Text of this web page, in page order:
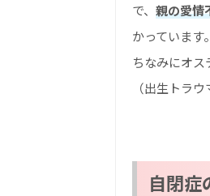
で、 親の愛情
かっています。
ちなみにオ
（出生トラ
自閉症